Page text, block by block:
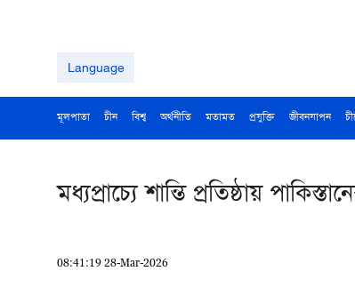
Language
মূলপাতা চীন বিশ্ব অর্থনীতি মতামত প্রযুক্তি জীবনযাপন
মধ্যপ্রাচ্যে শান্তি প্রতিষ্ঠায়
08:41:19 28-Mar-2026